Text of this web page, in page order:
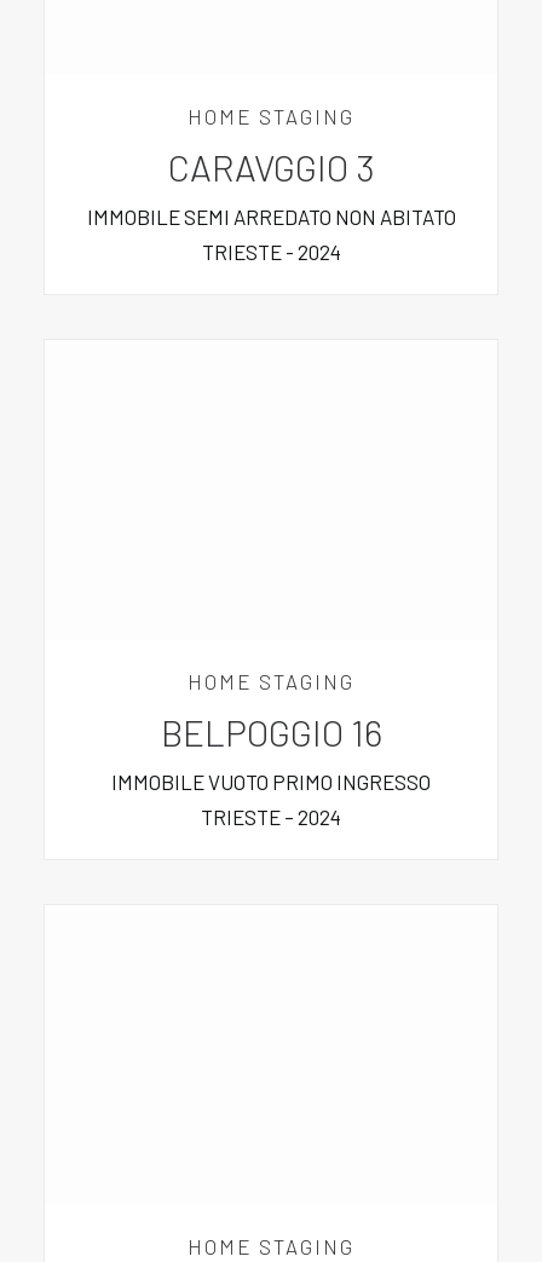
HOME STAGING
CARAVGGIO 3
IMMOBILE SEMI ARREDATO NON ABITATO
TRIESTE - 2024
HOME STAGING
BELPOGGIO 16
IMMOBILE VUOTO PRIMO INGRESSO
TRIESTE – 2024
HOME STAGING